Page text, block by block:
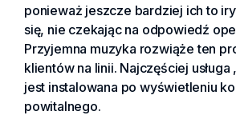
ponieważ jeszcze bardziej ich to
się, nie czekając na odpowiedź
Przyjemna muzyka rozwiąże ten
klientów na linii. Najczęściej usługa
jest instalowana po wyświetleniu
powitalnego.